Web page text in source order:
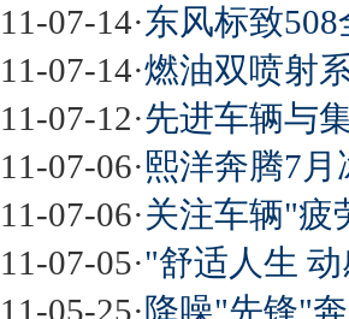
11-07-14·东风标致
11-07-14·燃油双喷射
11-07-12·先进车辆与
11-07-06·熙洋奔腾7
11-07-06·关注车辆"疲
11-07-05·"舒适人生
11-05-25·降噪"先锋"